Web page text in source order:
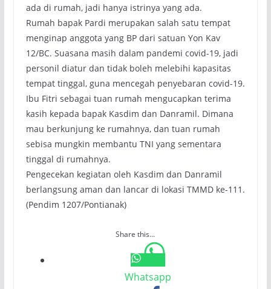
ada di rumah, jadi hanya istrinya yang ada.
Rumah bapak Pardi merupakan salah satu tempat
menginap anggota yang BP dari satuan Yon Kav
12/BC. Suasana masih dalam pandemi covid-19, jadi
personil diatur dan tidak boleh melebihi kapasitas
tempat tinggal, guna mencegah penyebaran covid-19.
Ibu Fitri sebagai tuan rumah mengucapkan terima
kasih kepada bapak Kasdim dan Danramil. Dimana
mau berkunjung ke rumahnya, dan tuan rumah
sebisa mungkin membantu TNI yang sementara
tinggal di rumahnya.
Pengecekan kegiatan oleh Kasdim dan Danramil
berlangsung aman dan lancar di lokasi TMMD ke-111.
(Pendim 1207/Pontianak)
Share this...
Whatsapp